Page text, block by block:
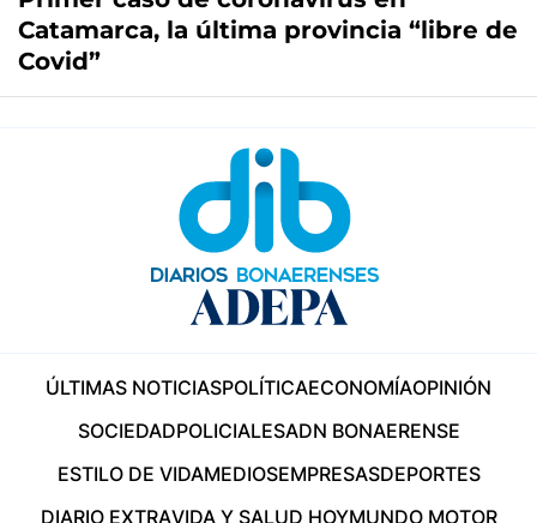
Catamarca, la última provincia “libre de
Covid”
ÚLTIMAS NOTICIASPOLÍTICAECONOMÍAOPINIÓN
SOCIEDADPOLICIALESADN BONAERENSE
ESTILO DE VIDAMEDIOSEMPRESASDEPORTES
DIARIO EXTRAVIDA Y SALUD HOYMUNDO MOTOR